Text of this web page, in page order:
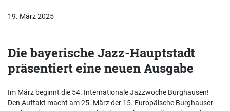
19. März 2025
Die bayerische Jazz-Hauptstadt
präsentiert eine neuen Ausgabe
Im März beginnt die 54. Internationale Jazzwoche Burghausen!
Den Auftakt macht am 25. März der 15. Europäische Burghauser